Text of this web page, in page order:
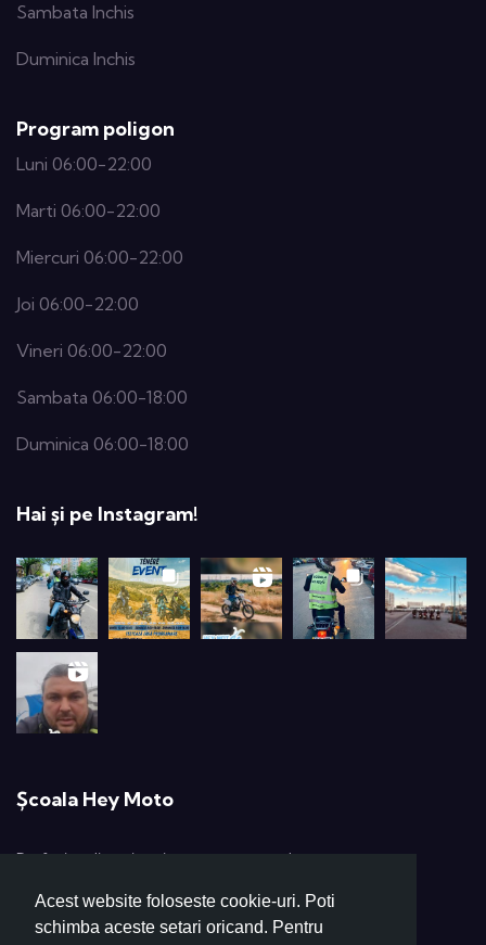
Acest website foloseste cookie-uri. Poti
schimba aceste setari oricand. Pentru
Sambata Inchis
Duminica Inchis
Program poligon
Luni 06:00-22:00
Marti 06:00-22:00
Miercuri 06:00-22:00
Joi 06:00-22:00
Vineri 06:00-22:00
Sambata 06:00-18:00
Duminica 06:00-18:00
Hai și pe Instagram!
Școala Hey Moto
Profesionalism și pasiune pentru moto!
+40 724 264 264